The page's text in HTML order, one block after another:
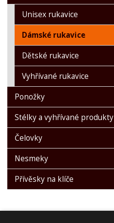
Unisex rukavice
Dámské rukavice
Dětské rukavice
Vyhřívané rukavice
Ponožky
Stélky a vyhřívané produkty
Čelovky
Nesmeky
Přívěsky na klíče